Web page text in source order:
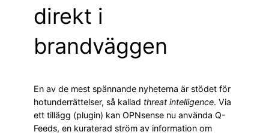
direkt i
brandväggen
En av de mest spännande nyheterna är stödet för
hotunderrättelser, så kallad threat intelligence. Via
ett tillägg (plugin) kan OPNsense nu använda Q-
Feeds, en kuraterad ström av information om